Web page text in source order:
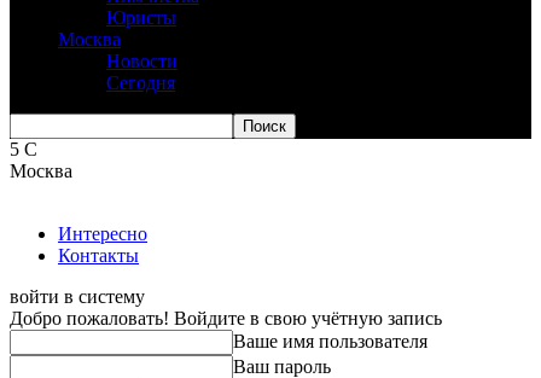
Юристы
Москва
Новости
Сегодня
5 C
Москва
Интересно
Контакты
войти в систему
Добро пожаловать! Войдите в свою учётную запись
Ваше имя пользователя
Ваш пароль